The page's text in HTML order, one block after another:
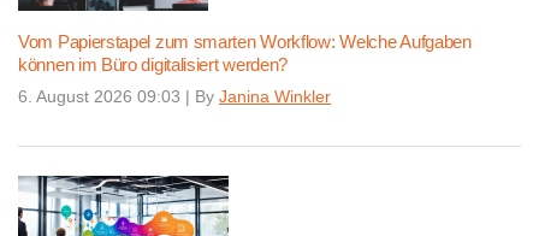
Vom Papierstapel zum smarten Workflow: Welche Aufgaben
können im Büro digitalisiert werden?
6. August 2026 09:03 | By Janina Winkler